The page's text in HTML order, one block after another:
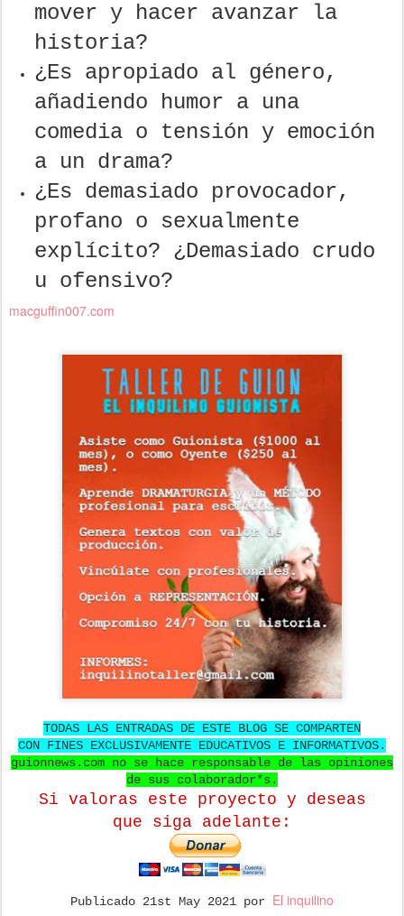
mover y hacer avanzar la
historia?
¿Es apropiado al género,
añadiendo humor a una
comedia o tensión y emoción
a un drama?
¿Es demasiado provocador,
profano o sexualmente
explícito? ¿Demasiado crudo
u ofensivo?
macguffin007.com
TODAS LAS ENTRADAS DE ESTE BLOG SE COMPARTEN
CON FINES EXCLUSIVAMENTE EDUCATIVOS E INFORMATIVOS.
guionnews.com no se hace responsable de las opiniones
de sus colaborador*s.
Si valoras este proyecto y deseas
que siga adelante:
Publicado 21st May 2021 por El inquilino